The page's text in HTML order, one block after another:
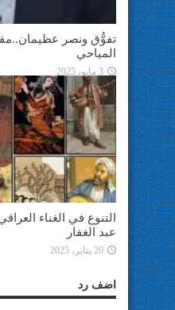
تفوُّق ونصر
المياحي
3 مايو، 2025
التنوع في الغناء
عبد الغفار
20 يناير، 2025
اضف رد